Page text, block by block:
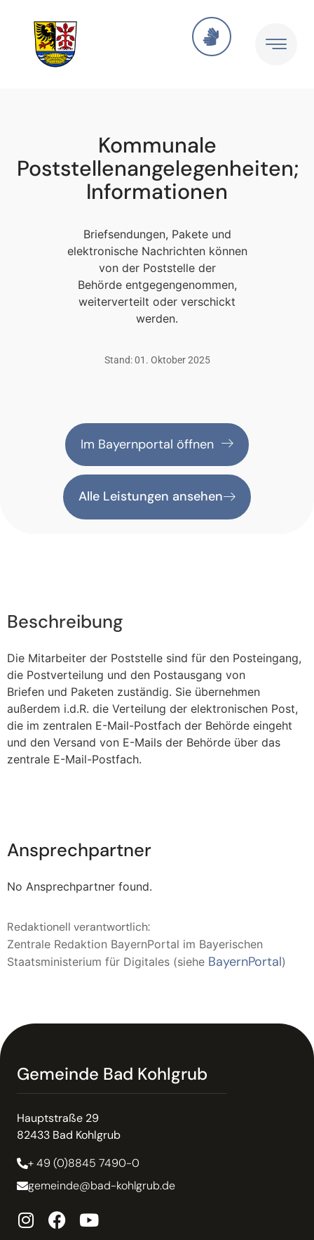
Kommunale
Poststellenangelegenheiten;
Informationen
Briefsendungen, Pakete und
elektronische Nachrichten können
von der Poststelle der
Behörde entgegengenommen,
weiterverteilt oder verschickt
werden.
Stand: 01. Oktober 2025
Im Bayernportal öffnen
Alle Leistungen ansehen
Beschreibung
Die Mitarbeiter der Poststelle sind für den Posteingang,
die Postverteilung und den Postausgang von
Briefen und Paketen zuständig. Sie übernehmen
außerdem i.d.R. die Verteilung der elektronischen Post,
die im zentralen E-Mail-Postfach der Behörde eingeht
und den Versand von E-Mails der Behörde über das
zentrale E-Mail-Postfach.
Ansprechpartner
No Ansprechpartner found.
Redaktionell verantwortlich:
Zentrale Redaktion BayernPortal im Bayerischen
Staatsministerium für Digitales (siehe BayernPortal)
Gemeinde Bad Kohlgrub
Hauptstraße 29
82433 Bad Kohlgrub
+ 49 (0)8845 7490-0
gemeinde@bad-kohlgrub.de